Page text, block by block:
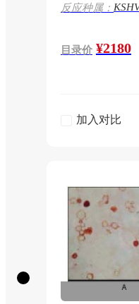
反应种属：
目录价 ¥2180
加入对比